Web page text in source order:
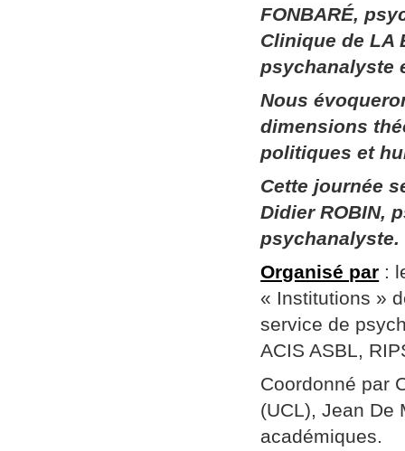
FONBARÉ,
Clinique de LA
psychanalyste
Nous
dimensions
politiques et
Cette journée
Didier ROBIN,
psychanalyste.
Organisé par :
« Institutions »
service de
ACIS ASBL,
Coordonné par
(UCL), Jean De
académiques.